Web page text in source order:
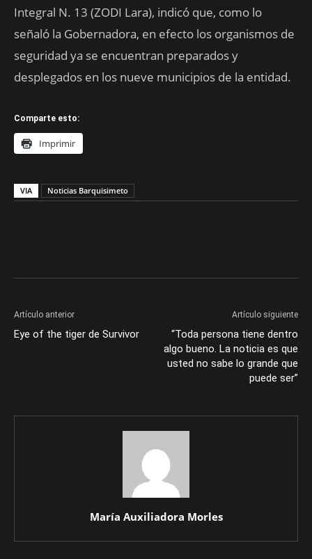
Integral N. 13 (ZODI Lara), indicó que, como lo
señaló la Gobernadora, en efecto los organismos de
seguridad ya se encuentran preparados y
desplegados en los nueve municipios de la entidad.
Comparte esto:
Imprimir
VIA Noticias Barquisimeto
Artículo anterior
Eye of the tiger de Survivor
Artículo siguiente
“Toda persona tiene dentro
algo bueno. La noticia es que
usted no sabe lo grande que
puede ser”
María Auxiliadora Morles